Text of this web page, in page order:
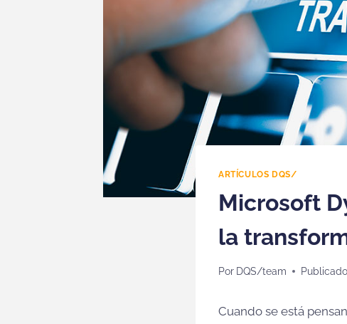
ARTÍCULOS DQS/
Microsoft
la
Por DQS/team
Cuando se está